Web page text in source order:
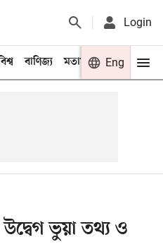
Login
বাণিজ্য মতামত খেলা
Eng
উদ্বেগ ভুয়া তথ্য ও